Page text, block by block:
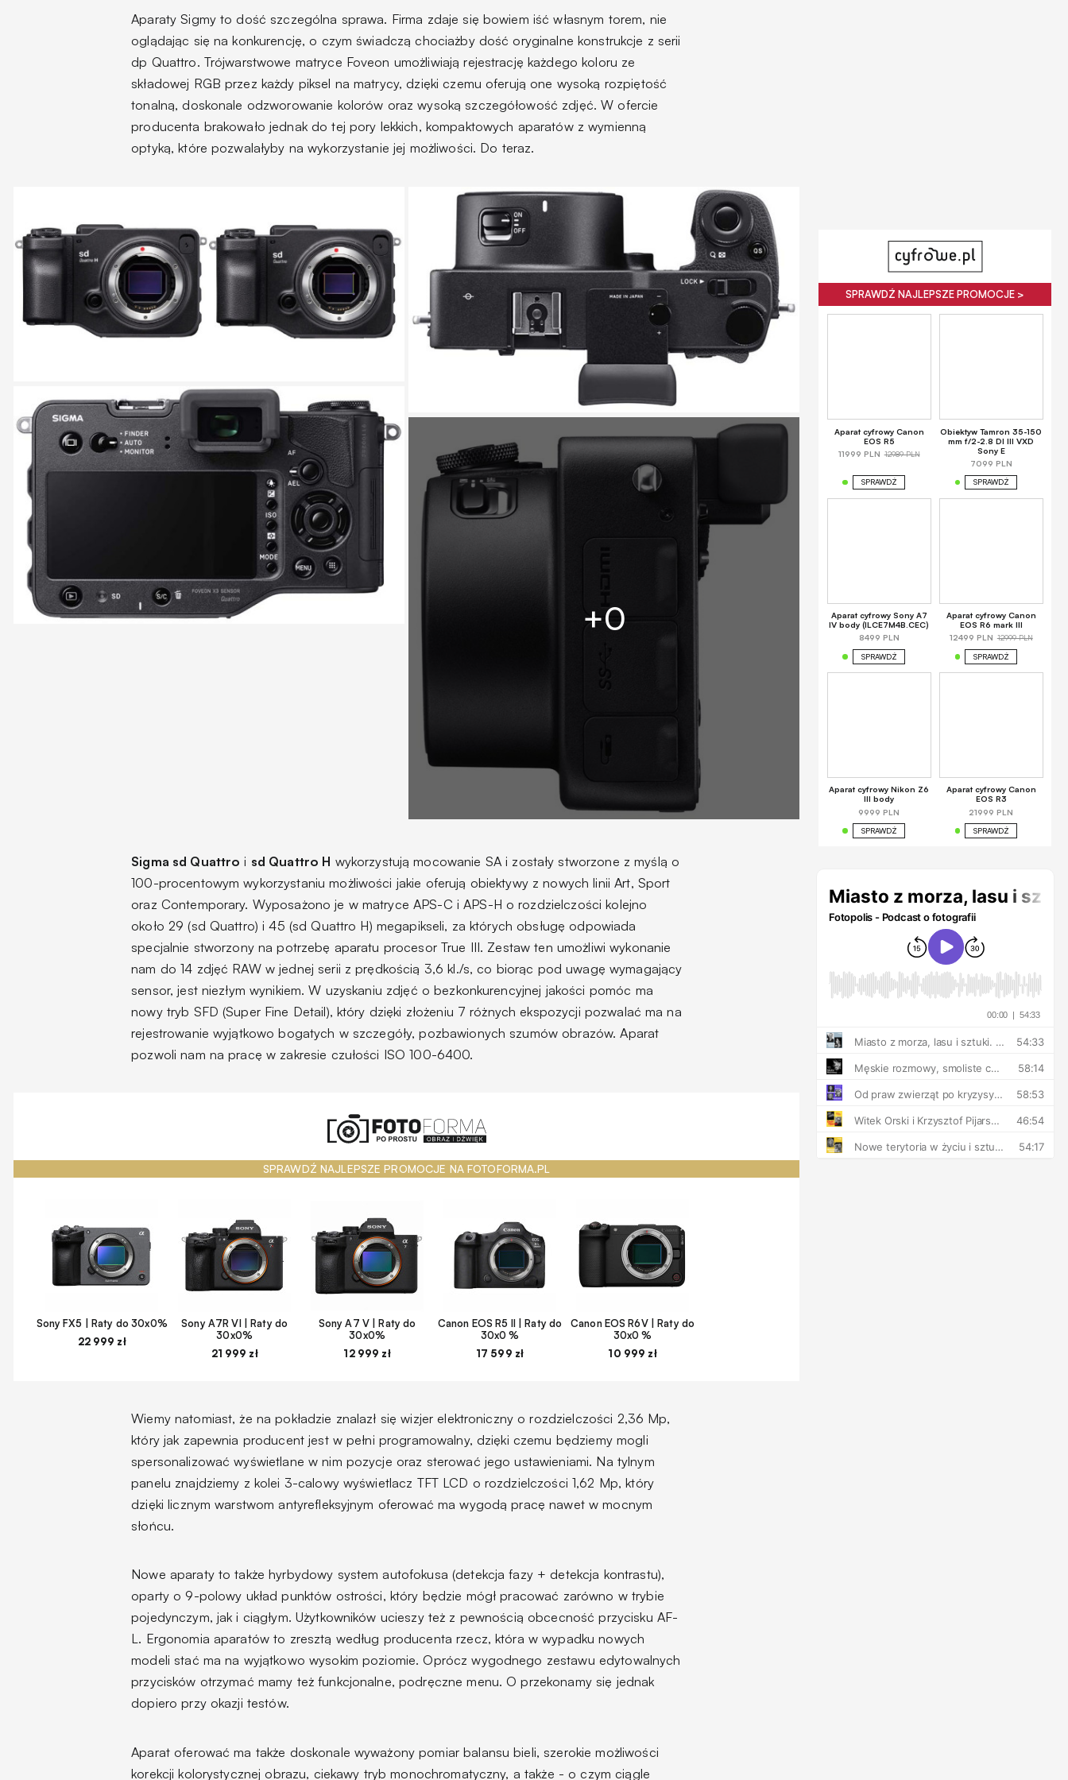
Aparaty Sigmy to dość szczególna sprawa. Firma zdaje się bowiem iść własnym torem, nie
oglądając się na konkurencję, o czym świadczą chociażby dość oryginalne konstrukcje z serii
dp Quattro. Trójwarstwowe matryce Foveon umożliwiają rejestrację każdego koloru ze
składowej RGB przez każdy piksel na matrycy, dzięki czemu oferują one wysoką rozpiętość
tonalną, doskonale odzworowanie kolorów oraz wysoką szczegółowość zdjęć. W ofercie
producenta brakowało jednak do tej pory lekkich, kompaktowych aparatów z wymienną
optyką, które pozwalałyby na wykorzystanie jej możliwości. Do teraz.
Sigma sd Quattro i sd Quattro H wykorzystują mocowanie SA i zostały stworzone z myślą o
100-procentowym wykorzystaniu możliwości jakie oferują obiektywy z nowych linii Art, Sport
oraz Contemporary. Wyposażono je w matryce APS-C i APS-H o rozdzielczości kolejno
około 29 (sd Quattro) i 45 (sd Quattro H) megapikseli, za których obsługę odpowiada
specjalnie stworzony na potrzebę aparatu procesor True III. Zestaw ten umożliwi wykonanie
nam do 14 zdjęć RAW w jednej serii z prędkością 3,6 kl./s, co biorąc pod uwagę wymagający
sensor, jest niezłym wynikiem. W uzyskaniu zdjęć o bezkonkurencyjnej jakości pomóc ma
nowy tryb SFD (Super Fine Detail), który dzięki złożeniu 7 różnych ekspozycji pozwalać ma na
rejestrowanie wyjątkowo bogatych w szczegóły, pozbawionych szumów obrazów. Aparat
pozwoli nam na pracę w zakresie czułości ISO 100-6400.
SPRAWDŹ NAJLEPSZE PROMOCJE NA FOTOFORMA.PL
Sony FX5 | Raty do 30x0%
22 999 zł
Sony A7R VI | Raty do
30x0%
21 999 zł
Sony A7 V | Raty do
30x0%
12 999 zł
Canon EOS R5 II | Raty do
30x0 %
17 599 zł
Canon EOS R6V | Raty do
30x0 %
10 999 zł
Wiemy natomiast, że na pokładzie znalazł się wizjer elektroniczny o rozdzielczości 2,36 Mp,
który jak zapewnia producent jest w pełni programowalny, dzięki czemu będziemy mogli
spersonalizować wyświetlane w nim pozycje oraz sterować jego ustawieniami. Na tylnym
panelu znajdziemy z kolei 3-calowy wyświetlacz TFT LCD o rozdzielczości 1,62 Mp, który
dzięki licznym warstwom antyrefleksyjnym oferować ma wygodą pracę nawet w mocnym
słońcu.
Nowe aparaty to także hyrbydowy system autofokusa (detekcja fazy + detekcja kontrastu),
oparty o 9-polowy układ punktów ostrości, który będzie mógł pracować zarówno w trybie
pojedynczym, jak i ciągłym. Użytkowników ucieszy też z pewnością obcecność przycisku AF-
L. Ergonomia aparatów to zresztą według producenta rzecz, która w wypadku nowych
modeli stać ma na wyjątkowo wysokim poziomie. Oprócz wygodnego zestawu edytowalnych
przycisków otrzymać mamy też funkcjonalne, podręczne menu. O przekonamy się jednak
dopiero przy okazji testów.
Aparat oferować ma także doskonale wyważony pomiar balansu bieli, szerokie możliwości
korekcji kolorystycznej obrazu, ciekawy tryb monochromatyczny, a także - o czym ciągle
SPRAWDŹ NAJLEPSZE PROMOCJE >
Aparat cyfrowy Canon
EOS R5
11999 PLN 12989 PLN
SPRAWDŹ
Obiektyw Tamron 35-150
mm f/2-2.8 DI III VXD
Sony E
7099 PLN
SPRAWDŹ
Aparat cyfrowy Sony A7
IV body (ILCE7M4B.CEC)
8499 PLN
SPRAWDŹ
Aparat cyfrowy Canon
EOS R6 mark III
12499 PLN 12999 PLN
SPRAWDŹ
Aparat cyfrowy Nikon Z6
III body
9999 PLN
SPRAWDŹ
Aparat cyfrowy Canon
EOS R3
21999 PLN
SPRAWDŹ